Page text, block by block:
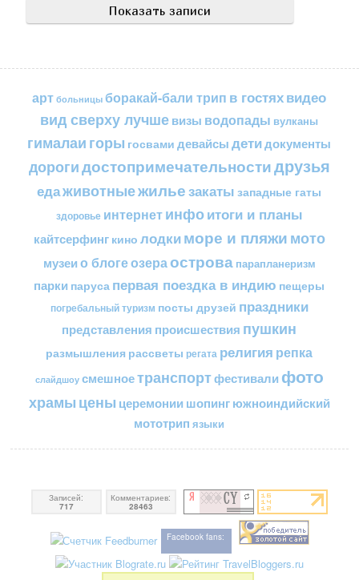
арт больницы боракай-бали трип в гостяхвидео
вид сверху лучшевизы водопады вулканы
гималаи горы госвами девайсы детидокументы
дорогидостопримечательностидрузья
едаживотныежильезакаты западные гаты
здоровье интернетинфоитоги и планы
кайтсерфинг кино лодкиморе и пляжимото
музеи о блогеозераострова парапланеризм
парки паруса первая поездка в индию пещеры
погребальный туризм посты друзей праздники
представления происшествия пушкин
размышления рассветы регата религия репка
слайдшоу смешноетранспортфестивали фото
храмы цены церемонии шопингюжноиндийский
мототрип языки
Записей:
717
Комментариев:
28463
Facebook fans: